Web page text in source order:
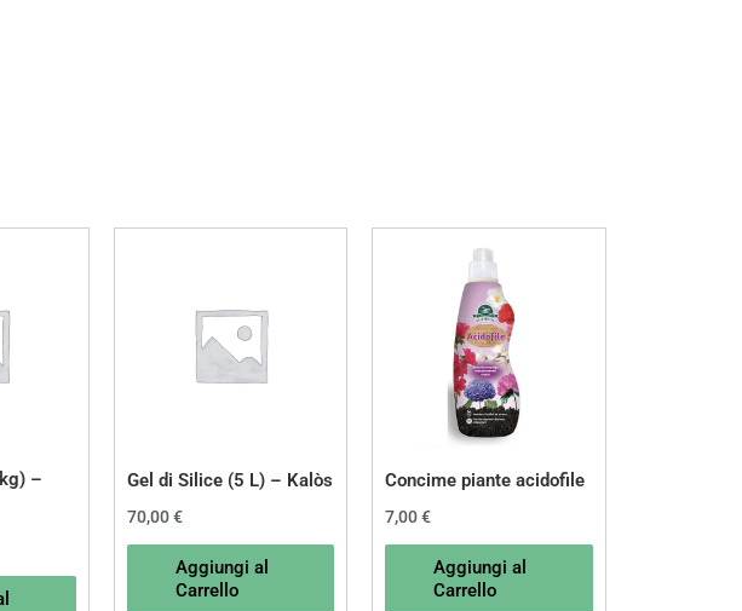
–
Gel di Silice (5 L) – Kalòs
70,00€
Aggiungi al
Carrello
Concime piante acidofile
7,00€
Aggiungi al
Carrello